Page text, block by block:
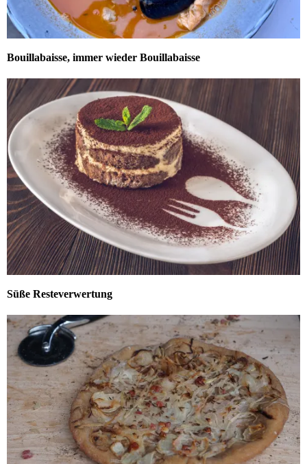
Bouillabaisse, immer wieder Bouillabaisse
Süße Resteverwertung